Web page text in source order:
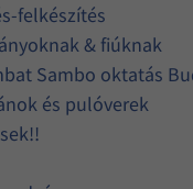
felkészítés
& fiúknak
Sambo oktatás
és pulóverek